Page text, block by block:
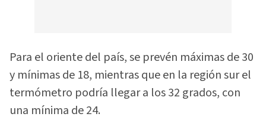
Para el oriente del país, se prevén máximas de 30
y mínimas de 18, mientras que en la región sur el
termómetro podría llegar a los 32 grados, con
una mínima de 24.